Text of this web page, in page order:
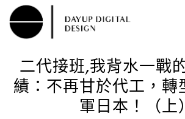
二代接班,我背水一戰
績：不再甘於代工，轉
軍日本！（上）